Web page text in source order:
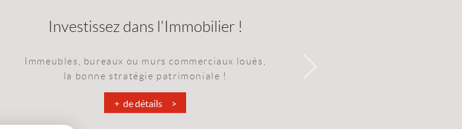
Investissez dans l'Immobilier !
Immeubles, bureaux ou murs commerciaux loués,
la bonne stratégie patrimoniale !
+ de détails >